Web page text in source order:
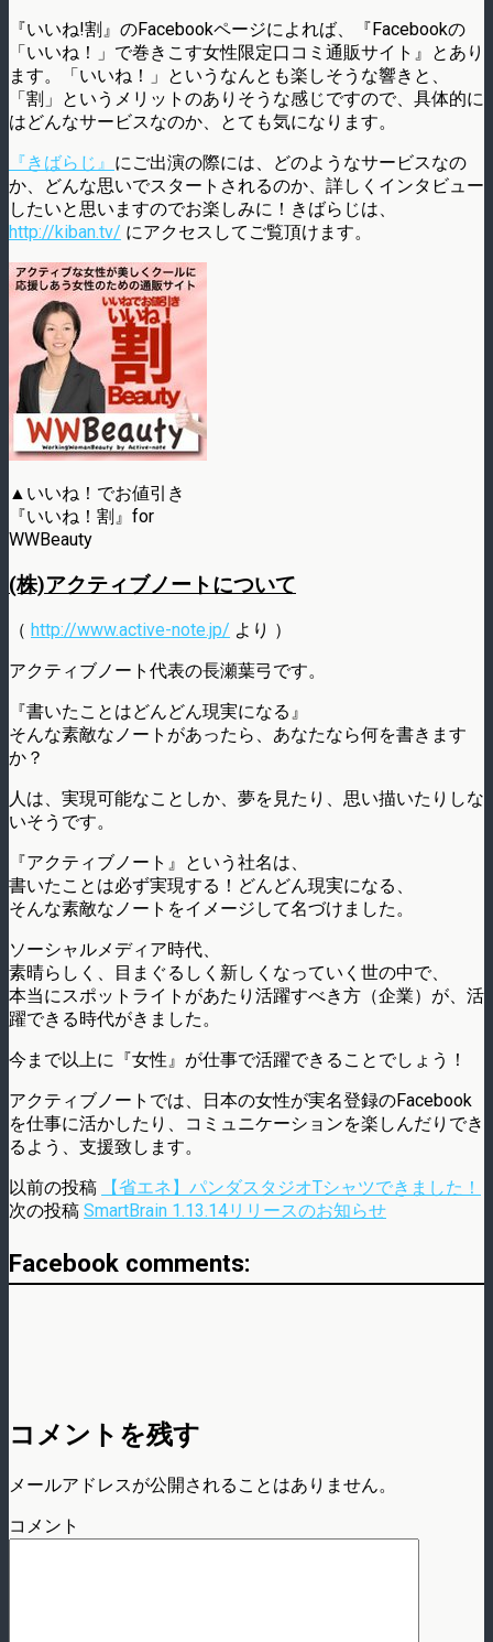
『いいね!割』のFacebookページによれば、『Facebookの
「いいね！」で巻きこす女性限定口コミ通販サイト』とあり
ます。「いいね！」というなんとも楽しそうな響きと、
「割」というメリットのありそうな感じですので、具体的に
はどんなサービスなのか、とても気になります。
『きばらじ』 にご出演の際には、どのようなサービスなの
か、どんな思いでスタートされるのか、詳しくインタビュー
したいと思いますのでお楽しみに！きばらじは、
http://kiban.tv/ にアクセスしてご覧頂けます。
▲いいね！でお値引き
『いいね！割』for
WWBeauty
(株)アクティブノートについて
（ http://www.active-note.jp/ より ）
アクティブノート代表の長瀬葉弓です。
『書いたことはどんどん現実になる』
そんな素敵なノートがあったら、あなたなら何を書きます
か？
人は、実現可能なことしか、夢を見たり、思い描いたりしな
いそうです。
『アクティブノート』という社名は、
書いたことは必ず実現する！どんどん現実になる、
そんな素敵なノートをイメージして名づけました。
ソーシャルメディア時代、
素晴らしく、目まぐるしく新しくなっていく世の中で、
本当にスポットライトがあたり活躍すべき方（企業）が、活
躍できる時代がきました。
今まで以上に『女性』が仕事で活躍できることでしょう！
アクティブノートでは、日本の女性が実名登録のFacebook
を仕事に活かしたり、コミュニケーションを楽しんだりでき
るよう、支援致します。
以前の投稿
【省エネ】パンダスタジオTシャツできました！
次の投稿 SmartBrain 1.13.14リリースのお知らせ
Facebook comments:
コメントを残す
メールアドレスが公開されることはありません。
コメント